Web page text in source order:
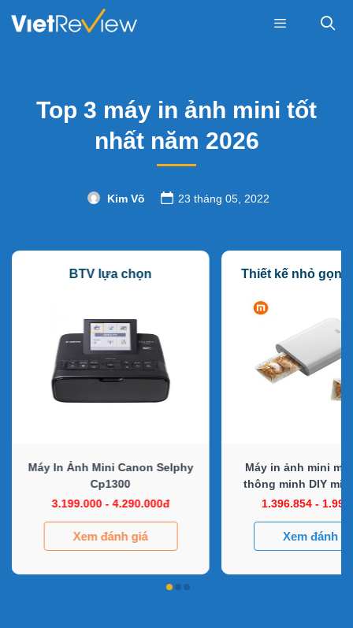
Top 3 máy in ảnh mini tốt
nhất năm 2026
Kim Võ 23 tháng 05, 2022
BTV lựa chọn
Máy In Ảnh Mini Canon Selphy
Cp1300
3.199.000 - 4.290.000đ
Xem đánh giá
Thiết kế nhỏ gọn,
Máy in ảnh mini
thông minh DIY
1.396.854 -
Xem đánh